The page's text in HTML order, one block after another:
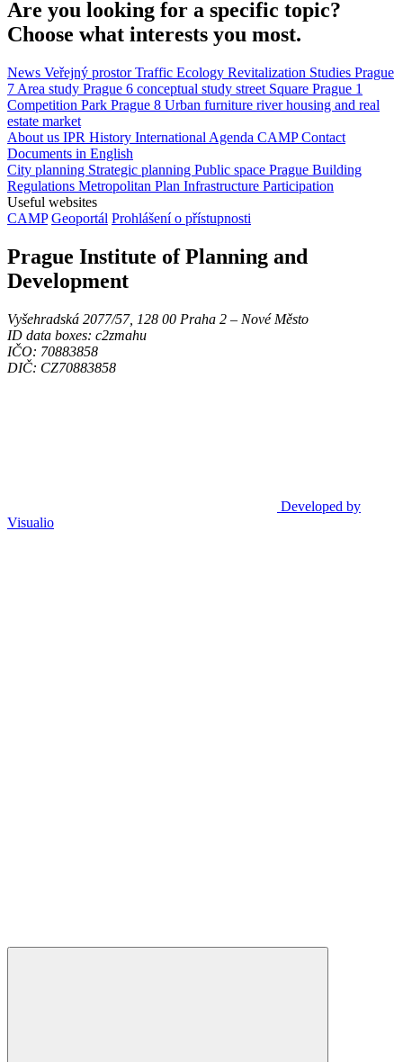
Are you looking for a specific topic?
Choose what interests you most.
News Veřejný prostorTraffic Ecology Revitalization Studies Prague
7 Area study Prague 6 conceptual study street Square Prague 1
Competition Park Prague 8 Urban furniture riverhousing and real
estate market
About us IPR History International Agenda CAMPContact
Documents in English
City planning Strategic planning Public space Prague Building
Regulations Metropolitan Plan Infrastructure Participation
Useful websites
CAMP Geoportál Prohlášení o přístupnosti
Prague Institute of Planning and
Development
Vyšehradská 2077/57, 128 00 Praha 2 ‒ Nové Město
ID data boxes: c2zmahu
IČO: 70883858
DIČ: CZ70883858
Developed by
Visualio